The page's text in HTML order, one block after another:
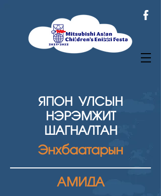
ЯПОН УЛСЫН
НЭРЭМЖИТ
ШАГНАЛТАН
Энхбаатарын
АМИДА